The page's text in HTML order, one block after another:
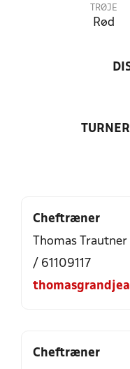
TRØJE
Rød
Cheftræner
Thomas
/ 61109117
Cheftræner